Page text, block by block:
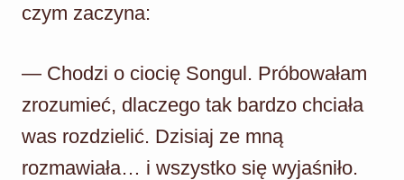
czym zaczyna:
— Chodzi o ciocię Songul. Próbowałam
zrozumieć, dlaczego tak bardzo chciała
was rozdzielić. Dzisiaj ze mną
rozmawiała… i wszystko się wyjaśniło.